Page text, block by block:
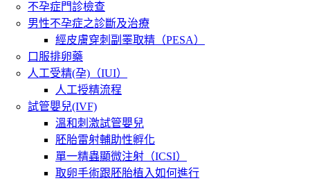
不孕症門診檢查
男性不孕症之診斷及治療
經皮膚穿刺副睪取精（PESA）
口服排卵藥
人工受精(孕)（IUI）
人工授精流程
試管嬰兒(IVF)
溫和刺激試管嬰兒
胚胎雷射輔助性孵化
單一精蟲顯微注射（ICSI）
取卵手術跟胚胎植入如何進行